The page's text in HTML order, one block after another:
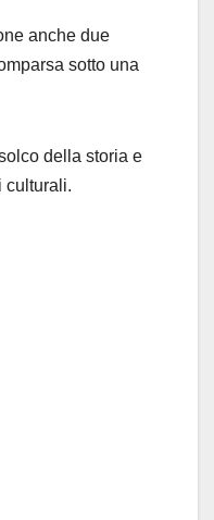
anche due
sotto una
della storia e
culturali.